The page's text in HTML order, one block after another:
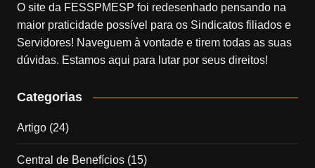
O site da FESSPMESP foi redesenhado pensando na
maior praticidade possível para os Sindicatos filiados e
Servidores! Naveguem à vontade e tirem todas as suas
dúvidas. Estamos aqui para lutar por seus direitos!
Categorias
Artigo(24)
Central de Benefícios(15)